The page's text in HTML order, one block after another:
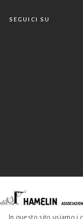
SEGUICI SU
Hamelin © 2020. Tutti i
In questo sito usiamo i